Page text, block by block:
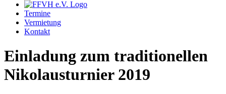
Termine
Vermietung
Kontakt
Einladung zum traditionellen
Nikolausturnier 2019